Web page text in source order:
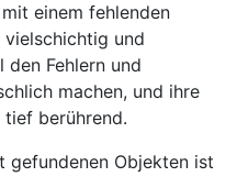
einem fehlenden
vielschichtig und
Fehlern und
machen, und ihre
tief berührend.
gefundenen Objekten ist